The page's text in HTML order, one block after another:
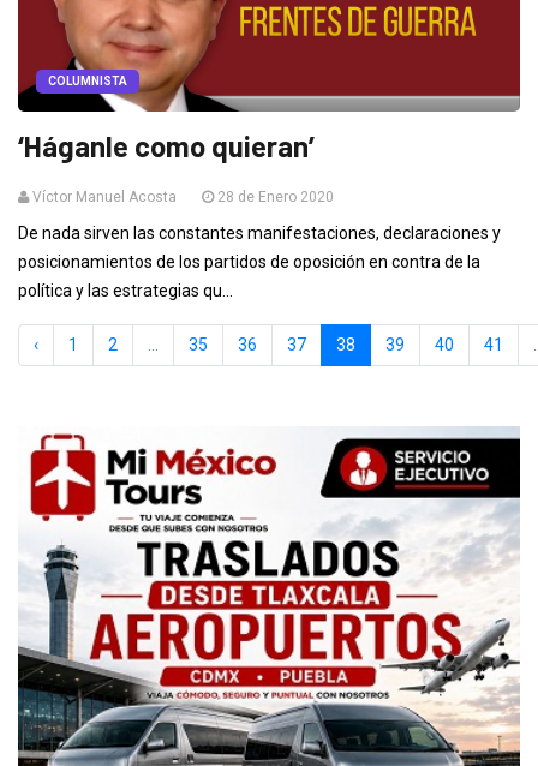
COLUMNISTA
‘Háganle como quieran’
Víctor Manuel Acosta 28 de Enero 2020
De nada sirven las constantes manifestaciones, declaraciones y
posicionamientos de los partidos de oposición en contra de la
política y las estrategias qu...
‹ 1 2 35 36 37 38 39 40 41